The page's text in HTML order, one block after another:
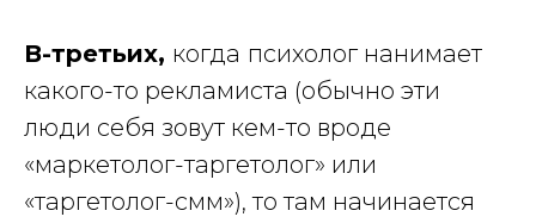
В-третьих, когда психолог нанимает
какого-то рекламиста (обычно эти
люди себя зовут кем-то вроде
«маркетолог-таргетолог» или
«таргетолог-смм»), то там начинается